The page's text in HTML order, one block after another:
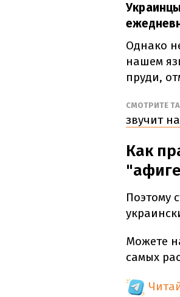
Однако
нашем
пруди,
СМОТРИТЕ
звучит
Как
Поэтому
Можете
самых